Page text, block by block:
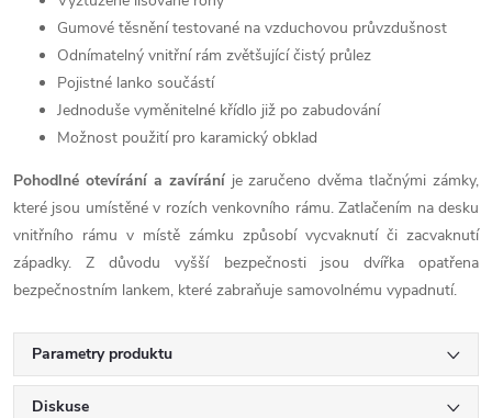
Gumové těsnění testované na vzduchovou průvzdušnost
Odnímatelný vnitřní rám zvětšující čistý průlez
Pojistné lanko součástí
Jednoduše vyměnitelné křídlo již po zabudování
Možnost použití pro karamický obklad
Pohodlné otevírání a zavíráníje zaručeno dvěma tlačnými zámky,
které jsou umístěné v rozích venkovního rámu. Zatlačením na desku
vnitřního rámu v místě zámku způsobí vycvaknutí či zacvaknutí
západky. Z důvodu vyšší bezpečnosti jsou dvířka opatřena
bezpečnostním lankem, které zabraňuje samovolnému vypadnutí.
Parametry produktu
Diskuse